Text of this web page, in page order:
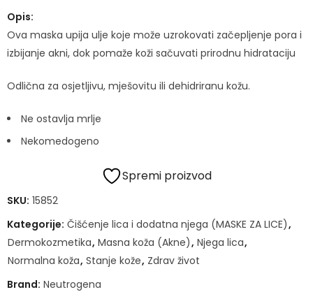
Opis:
Ova maska upija ulje koje može uzrokovati začepljenje pora i
izbijanje akni, dok pomaže koži sačuvati prirodnu hidrataciju
Odlična za osjetljivu, mješovitu ili dehidriranu kožu.
Ne ostavlja mrlje
Nekomedogeno
Spremi proizvod
SKU: 15852
Kategorije: Čišćenje lica i dodatna njega (MASKE ZA LICE),
Dermokozmetika, Masna koža (Akne), Njega lica,
Normalna koža, Stanje kože, Zdrav život
Brand: Neutrogena